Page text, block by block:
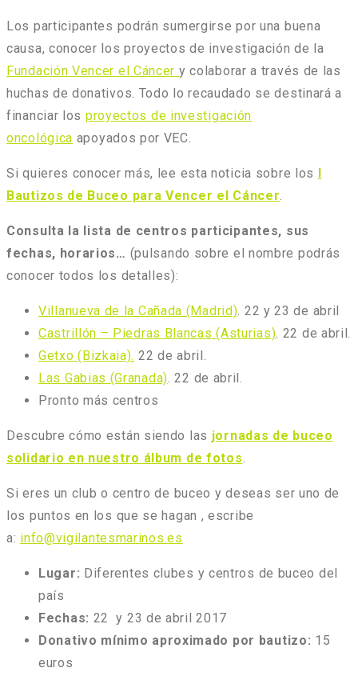
Los participantes podrán sumergirse por una buena
causa, conocer los proyectos de investigación de la
Fundación Vencer el Cáncer y colaborar a través de las
huchas de donativos. Todo lo recaudado se destinará a
financiar los proyectos de investigación
oncológica apoyados por VEC.
Si quieres conocer más, lee esta noticia sobre los
Bautizos de Buceo para Vencer el Cáncer.
Consulta la lista de centros participantes, sus
fechas, horarios… (pulsando sobre el nombre podrás
conocer todos los detalles):
Villanueva de la Cañada (Madrid). 22 y 23 de abril
Castrillón – Piedras Blancas (Asturias). 22 de abril.
Getxo (Bizkaia). 22 de abril.
Las Gabias (Granada). 22 de abril.
Pronto más centros
Descubre cómo están siendo las jornadas de buceo
solidario en nuestro álbum de fotos.
Si eres un club o centro de buceo y deseas ser uno de
los puntos en los que se hagan , escribe
a: info@vigilantesmarinos.es
Lugar: Diferentes clubes y centros de buceo del
país
Fechas: 22 y 23 de abril 2017
Donativo mínimo aproximado por bautizo: 15
euros